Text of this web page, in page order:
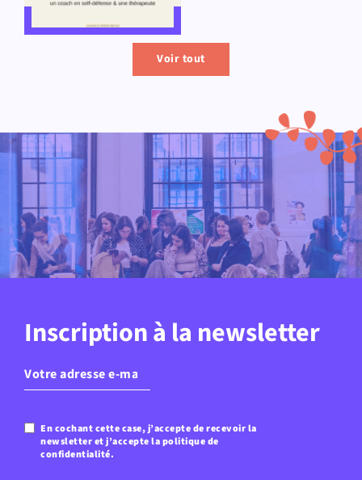
Voir tout
Inscription à la newsletter
mail(Nécessaire)
Confidentialité(Nécessaire)
En cochant cette case, j’accepte de recevoir la
newsletter et j’accepte la politique de
confidentialité.